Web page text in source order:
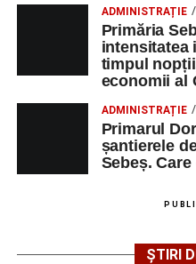
un reper pentru comunitate,
toți cei care cred că
dezvoltare pentru prezent”
președintele Asociației
Transylvania Fest va
septembrie 2026, la
Intrarea este liberă pe
Femeie de 66 de
spital după ce a
strada Dorobanți din
Accident pe strada
de 66 de ani rănită
motocicletă
4–6 septembrie
ADMINISTRAȚIE
Primăria
intensitatea
timpul
economii al
ADMINISTRAȚIE
Primarul
șantierele
Sebeș.
ȘTIRI